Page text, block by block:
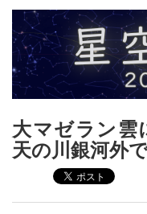
プ
大マゼラン雲
天の川銀河外